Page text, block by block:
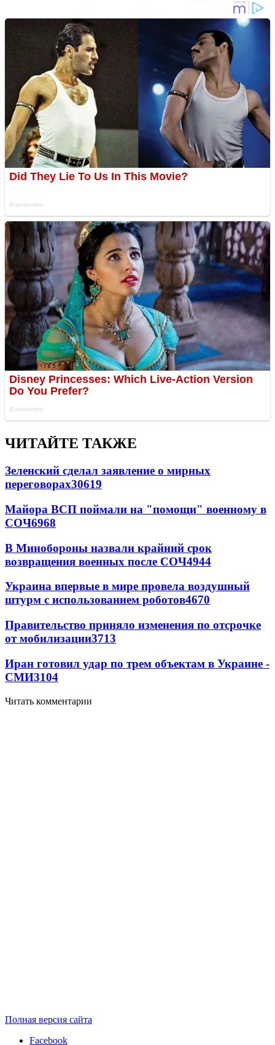
ЧИТАЙТЕ ТАКЖЕ
Зеленский сделал заявление о мирных
переговорах30619
Майора ВСП поймали на "помощи" военному в
СОЧ6968
В Минобороны назвали крайний срок
возвращения военных после СОЧ4944
Украина впервые в мире провела воздушный
штурм с использованием роботов4670
Правительство приняло изменения по отсрочке
от мобилизации3713
Иран готовил удар по трем объектам в Украине -
СМИ3104
Читать комментарии
Полная версия сайта
Facebook